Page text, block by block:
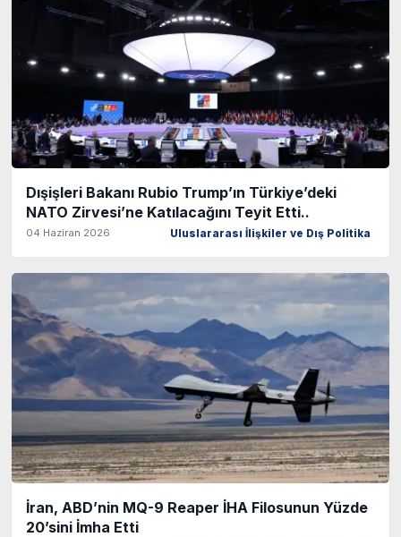
Dışişleri Bakanı Rubio Trump’ın Türkiye’deki
NATO Zirvesi’ne Katılacağını Teyit Etti..
04 Haziran 2026 Uluslararası İlişkiler ve Dış Politika
İran, ABD’nin MQ-9 Reaper İHA Filosunun Yüzde
20’sini İmha Etti